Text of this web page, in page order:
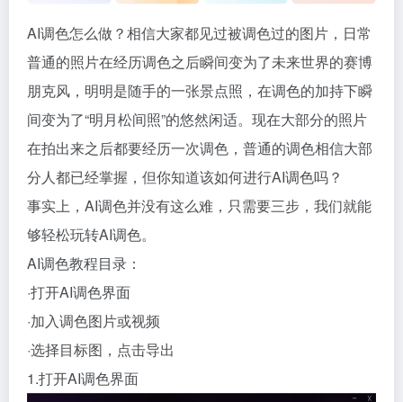
AI调色怎么做？相信大家都见过被调色过的图片，日常
普通的照片在经历调色之后瞬间变为了未来世界的赛博
朋克风，明明是随手的一张景点照，在调色的加持下瞬
间变为了“明月松间照”的悠然闲适。现在大部分的照片
在拍出来之后都要经历一次调色，普通的调色相信大部
分人都已经掌握，但你知道该如何进行AI调色吗？
事实上，AI调色并没有这么难，只需要三步，我们就能
够轻松玩转AI调色。
AI调色教程目录：
·打开AI调色界面
·加入调色图片或视频
·选择目标图，点击导出
1.打开AI调色界面